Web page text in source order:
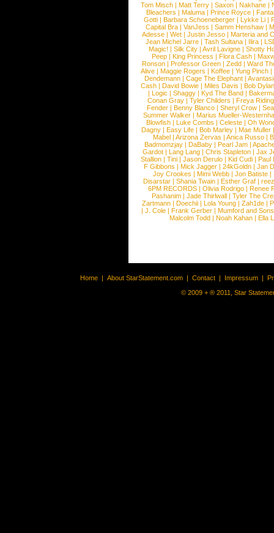
Tom Misch |Matt Terry |Saxon |Nakhane |
Bleachers | Maluma | Prince Royce |
Gotti |Barbara Schoeneberger |Lykke Li |
Capital Bra |VanJess |Samm Henshaw |
Adesse |Wet |Justin Jesso |Marteria and
Jean Michel Jarre |Tash Sultana | Ilira |
Magic! | Silk City | Avril Lavigne | Shotty
Peep |King Princess |Flora Cash |
Ronson |Professor Green |Zedd |Ward
Alive |Maggie Rogers |Koffee |Yung Pinch |
Dendemann |Cage The Elephant |
Cash | David Bowie | Miles Davis | Bob Dylan
|Logic |Shaggy |Kyd The Band |
Conan Gray |Tyler Childers |Freya
Fender |Benny Blanco |Sheryl Crow |
Summer Walker |Marius Mueller-
Blowfish | Luke Combs | Celeste | Oh
Dagny |Easy Life |Bob Marley |Mae Muller
Mabel |Arizona Zervas |Anica Russo |
Badmomzjay |DaBaby |Pearl Jam |
Gardot | Lang Lang | Chris Stapleton | Jax
Stallion |Tini |Jason Derulo |Kid Cudi |Paul
F Gibbons | Mick Jagger | 24kGoldn | Jan
Joy Crookes | Mimi Webb | Jon Batiste |
Disarstar | Shania Twain | Esther Graf |
6PM RECORDS | Olivia Rodrigo | Renee
Pashanim |Jade Thirlwall |Tyler The
Zartmann | Doechii | Lola Young | Zah1de |
| J. Cole | Frank Gerber | Mumford and Sons
Malcolm Todd | Noah Kahan | Ella
Home | About StarStatement.com | Contact | Impressum |
© 2009 + ® 2011, Star